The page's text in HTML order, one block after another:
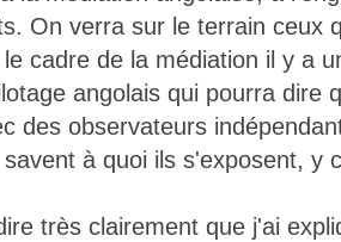
On verra sur le terrain ceux
cadre de la médiation il y a
angolais qui pourra dire
des observateurs
à quoi ils s'exposent, y
très clairement que j'ai